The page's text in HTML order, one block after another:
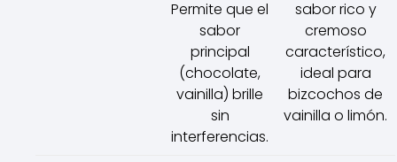
Permite que el
sabor
principal
(chocolate,
vainilla) brille
sin
interferencias.
sabor rico y
cremoso
característico,
ideal para
bizcochos de
vainilla o limón.